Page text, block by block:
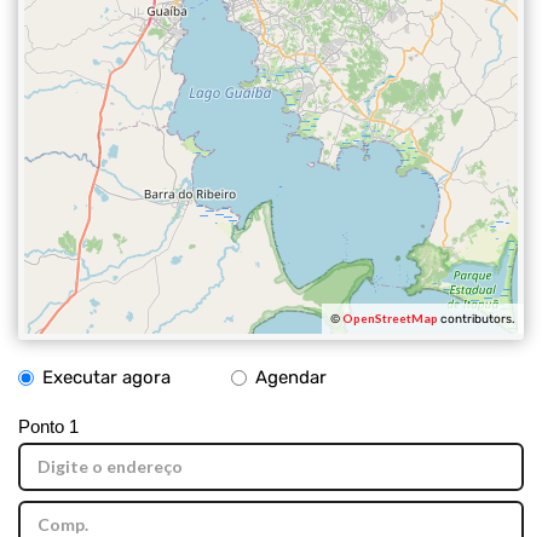
©OpenStreetMap contributors.
Executar agora Agendar
Ponto 1